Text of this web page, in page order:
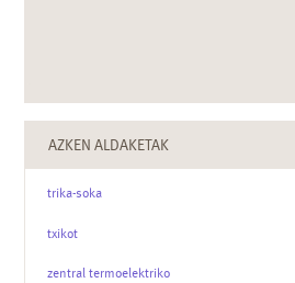
AZKEN ALDAKETAK
trika-soka
txikot
zentral termoelektriko